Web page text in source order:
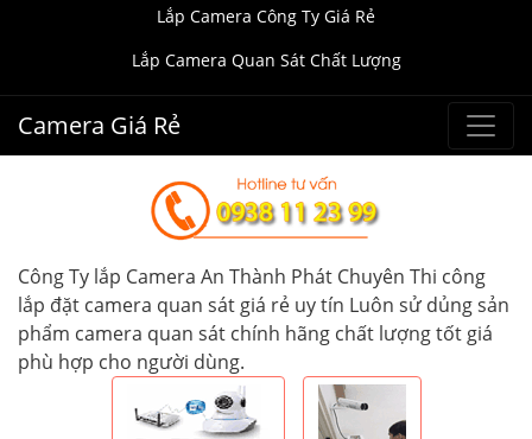
Lắp Camera Công Ty Giá Rẻ
Lắp Camera Quan Sát Chất Lượng
Camera Giá Rẻ
Công Ty lắp Camera An Thành Phát Chuyên Thi công
lắp đặt camera quan sát giá rẻ uy tín Luôn sử dủng sản
phẩm camera quan sát chính hãng chất lượng tốt giá
phù hợp cho người dùng.